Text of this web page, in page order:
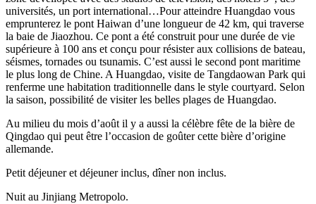
universités, un port international…Pour atteindre Huangdao vous
emprunterez le pont Haiwan d’une longueur de 42 km, qui traverse
la baie de Jiaozhou. Ce pont a été construit pour une durée de vie
supérieure à 100 ans et conçu pour résister aux collisions de bateau,
séismes, tornades ou tsunamis. C’est aussi le second pont maritime
le plus long de Chine. A Huangdao, visite de Tangdaowan Park qui
renferme une habitation traditionnelle dans le style courtyard. Selon
la saison, possibilité de visiter les belles plages de Huangdao.
Au milieu du mois d’août il y a aussi la célèbre fête de la bière de
Qingdao qui peut être l’occasion de goûter cette bière d’origine
allemande.
Petit déjeuner et déjeuner inclus, dîner non inclus.
Nuit au Jinjiang Metropolo.